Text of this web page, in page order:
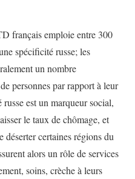
français emploie entre 300
spécificité russe; les
un nombre
personnes par rapport à leur
est un marqueur social,
le taux de chômage, et
déserter certaines régions du
alors un rôle de services
soins, crèche à leurs